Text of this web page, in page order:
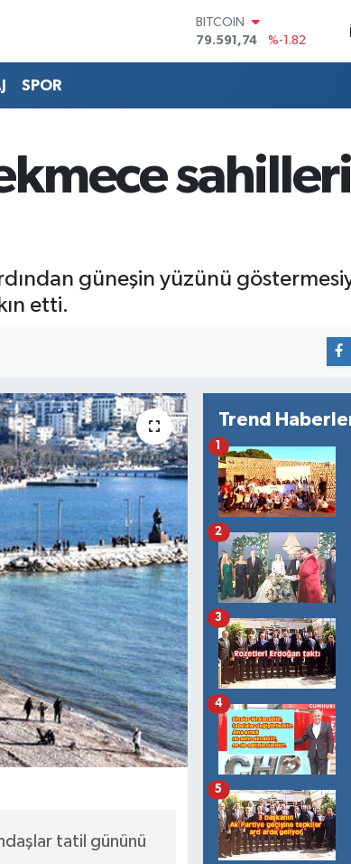
BITCOIN
79.591,74
%-1.82
53,38690
%0.19
G.ALTIN
6862,09000
%0.19
SPOR
güneşin yüzünü
etti.
tatil gününü
Trend
1
2
3
4
5